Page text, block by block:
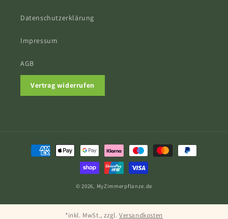
Datenschutzerklärung
Impressum
AGB
Vertrag widerrufen
Zahlungsmethoden
© 2026, MyZimmerpflanze.de
*inkl. MwSt., zzgl.Versandkosten